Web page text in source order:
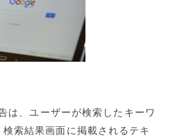
は、ユーザーが検索したキーワ
索結果画面に掲載されるテキ